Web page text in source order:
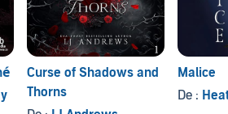
Curse of Shadows and
Thorns
Malice
De :